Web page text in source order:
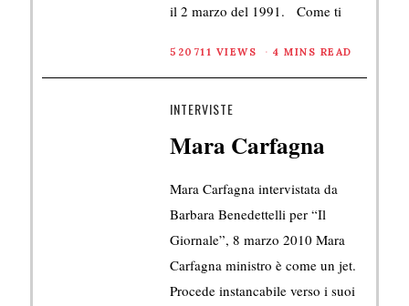
il 2 marzo del 1991. Come ti
520711 VIEWS 4 MINS READ
INTERVISTE
Mara Carfagna
Mara Carfagna intervistata da
Barbara Benedettelli per “Il
Giornale”, 8 marzo 2010 Mara
Carfagna ministro è come un jet.
Procede instancabile verso i suoi